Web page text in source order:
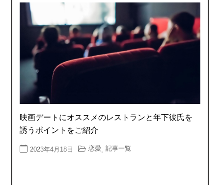
映画デートにオススメのレストランと年下彼氏を
誘うポイントをご紹介
2023年4月18日 恋愛 記事一覧